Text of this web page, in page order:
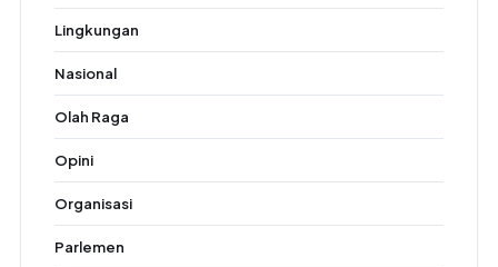
Lingkungan
Nasional
Olah Raga
Opini
Organisasi
Parlemen